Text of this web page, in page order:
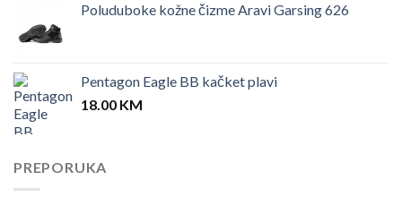
Poluduboke kožne čizme Aravi Garsing 626
Pentagon Eagle BB kačket plavi
18.00 KM
PREPORUKA